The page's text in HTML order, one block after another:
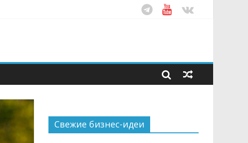
Свежие бизнес-идеи